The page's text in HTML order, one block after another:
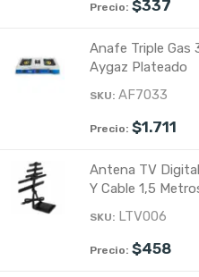
$337
Anafe Triple Gas
Aygaz Plateado
AF7033
$1.711
Antena TV
Y Cable 1,5
LTV006
$458